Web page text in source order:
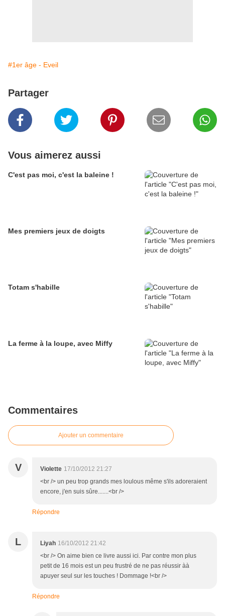
#1er âge - Eveil
Partager
Vous aimerez aussi
C'est pas moi, c'est la baleine !
Mes premiers jeux de doigts
Totam s'habille
La ferme à la loupe, avec Miffy
Commentaires
Ajouter un commentaire
V Violette 17/10/2012 21:27
<br /> un peu trop grands mes loulous même s'ils adoreraient
encore, j'en suis sûre.......<br />
Répondre
L Liyah 16/10/2012 21:42
<br /> On aime bien ce livre aussi ici. Par contre mon plus
petit de 16 mois est un peu frustré de ne pas réussir àà
apuyer seul sur les touches ! Dommage !<br />
Répondre